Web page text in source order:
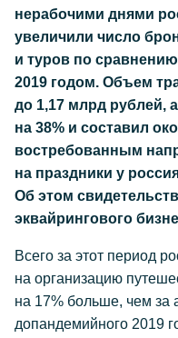
нерабочими днями
увеличили число
и туров по
2019 годом. Объем
до 1,17 млрд рублей,
на 38% и составил
востребованным
на праздники у
Об этом
эквайрингового
Всего за этот период
на организацию
на 17% больше, чем за
допандемийного 2019